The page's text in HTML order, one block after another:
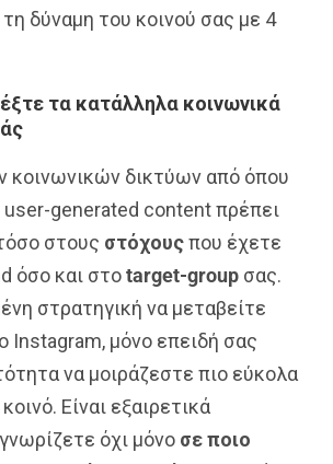
δύναμη του κοινού σας με 4
τα κατάλληλα κοινωνικά
κοινωνικών δικτύων από όπου
generated content πρέπει
στους στόχουςπου έχετε
όσο και στοtarget-group σας.
στρατηγική να μεταβείτε
Instagram, μόνο επειδή σας
να μοιράζεστε πιο εύκολα
Είναι εξαιρετικά
όχι μόνο σε ποιο